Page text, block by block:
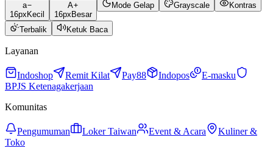
a
16px Kecil
A
16px Besar
Mode Gelap Grayscale Kontras
Terbalik Ketuk Baca
Layanan
Indoshop Remit Kilat Pay88 Indopos
E-masku
BPJS Ketenagakerjaan
Komunitas
Pengumuman Loker Taiwan Event & Acara
Kuliner &
Toko